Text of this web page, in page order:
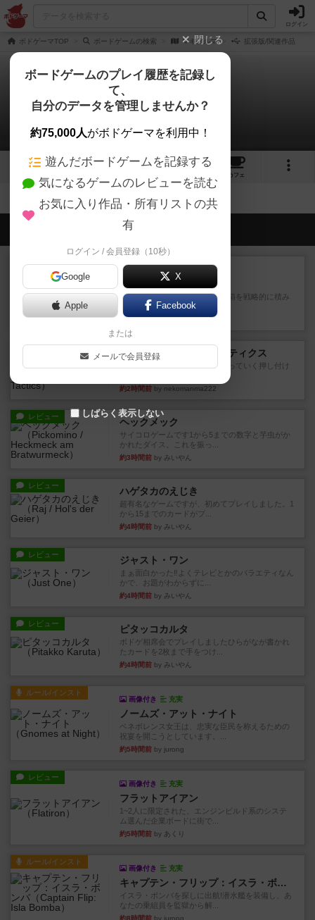
ログイン
ボドゲーマTOP ボードゲームの検索 マギアルマ 拡張版/関連作品
マギアルマ
拡張/関連作品 0件
6 4
カフェ
会員の新しい投稿
ルール/インスト
マーケットフレッシュ
目的あなたの店先に農産物の木箱を戦略的に積み
重ねて在庫を最大化し、競合...
約2時間前by jurong
レビュー メメントオンラインタクティクス
どんどん物量が増えて大変になっていく押し付け
約2時間前 by nekomanma222
レビュー ヘックメック
サイコロゲームです1から5までの数字と芋虫がか
かれたダイス。これを振っ...
約3時間前 by みいやん
レビュー ハゲタカのえじき
超有名なゲームですが、初めてプレイしました。1
から15までのカードがプ...
約4時間前 by みいやん
レビュー ジャスト・ワン
まぁ面白かった‼️よくテレビとかのバラエティなん
かで、お題がわからずに...
約4時間前 by みいやん
レビュー ピタッコカルタ
ボドゲ相席会でプレイしましたひらがなが書かれ
たカードを2枚まで手をつけ...
約4時間前 by みいやん
ルール/インスト
画像付き 充実
ノームズ・アット・ナイト
ベネボレンス女王は、忠実な臣民を称えるための
祝宴を開こうとしています。...
約5時間前 by jurong
レビュー
画像付き 充実
フラットアイアン
1~2人に限定された、エンジンビルド系のシステ
ム選んだ企業ボードに街で...
約5時間前 by あくり
ルール/インスト
画像付き 充実
キャプテン・フリップ：イスラ・ボンバ
イスラ・ボンバを探しに出航!潜水艦を装備し、あ
なたの乗組員を監獄から解...
約8時間前 by jurong
閉じる
ボードゲームのプレイ履歴を記録し
て、
自分のデータを管理しませんか？
約75,000人がボドゲーマを利用中！
遊んだボードゲームを記録する
気になるゲームのレビューを読む
お気に入り作品・所有リストの共
有
ログイン / 会員登録（10秒）
Google X
Apple Facebook
または
メールで会員登録
しばらく表示しない